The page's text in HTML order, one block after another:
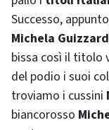
Successo,
Michela
bissa così il titolo
del podio i suoi
troviamo i cussini
biancorosso